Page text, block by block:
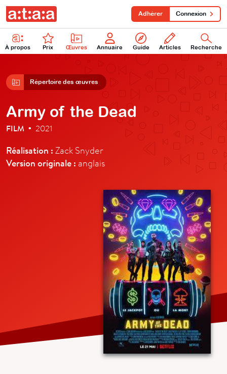
À propos Prix Œuvres Annuaire Guide Articles Recherche
Adhérer Connexion
Répertoire des œuvres
Army of the Dead
FILM • 2021
Réalisation : Zack Snyder
Version originale : anglais